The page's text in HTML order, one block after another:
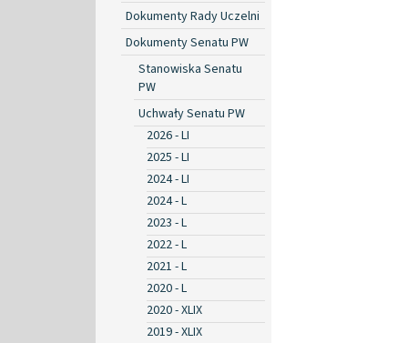
Dokumenty Rady Uczelni
Dokumenty Senatu PW
Stanowiska Senatu
PW
Uchwały Senatu PW
2026 - LI
2025 - LI
2024 - LI
2024 - L
2023 - L
2022 - L
2021 - L
2020 - L
2020 - XLIX
2019 - XLIX